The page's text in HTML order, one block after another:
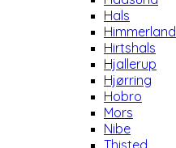
Hals
Himmerland
Hirtshals
Hjallerup
Hjørring
Hobro
Mors
Nibe
Thisted